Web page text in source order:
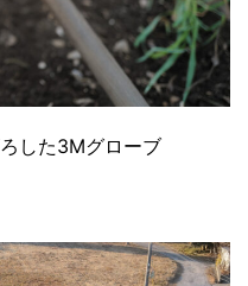
した3Mグローブ